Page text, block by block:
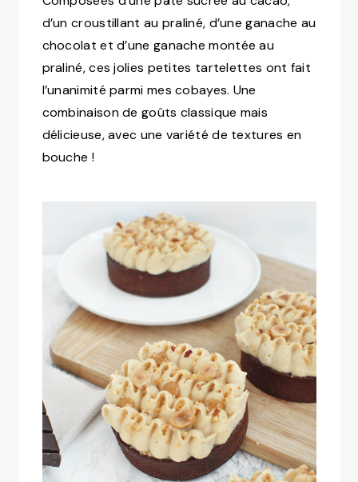
d’un croustillant au praliné, d’une ganache au
chocolat et d’une ganache montée au
praliné, ces jolies petites tartelettes ont fait
l’unanimité parmi mes cobayes. Une
combinaison de goûts classique mais
délicieuse, avec une variété de textures en
bouche !